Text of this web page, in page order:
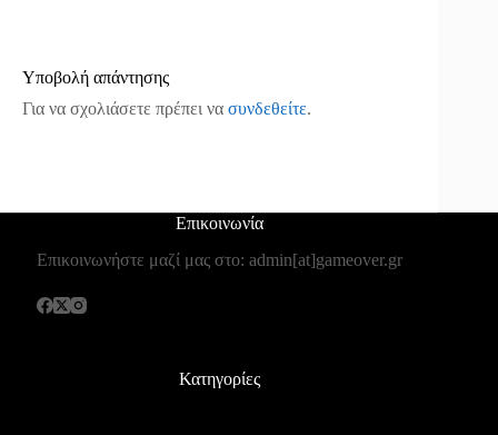
Υποβολή απάντησης
Για να σχολιάσετε πρέπει να συνδεθείτε.
Επικοινωνία
Επικοινωνήστε μαζί μας στο: admin[at]gameover.gr
Κατηγορίες